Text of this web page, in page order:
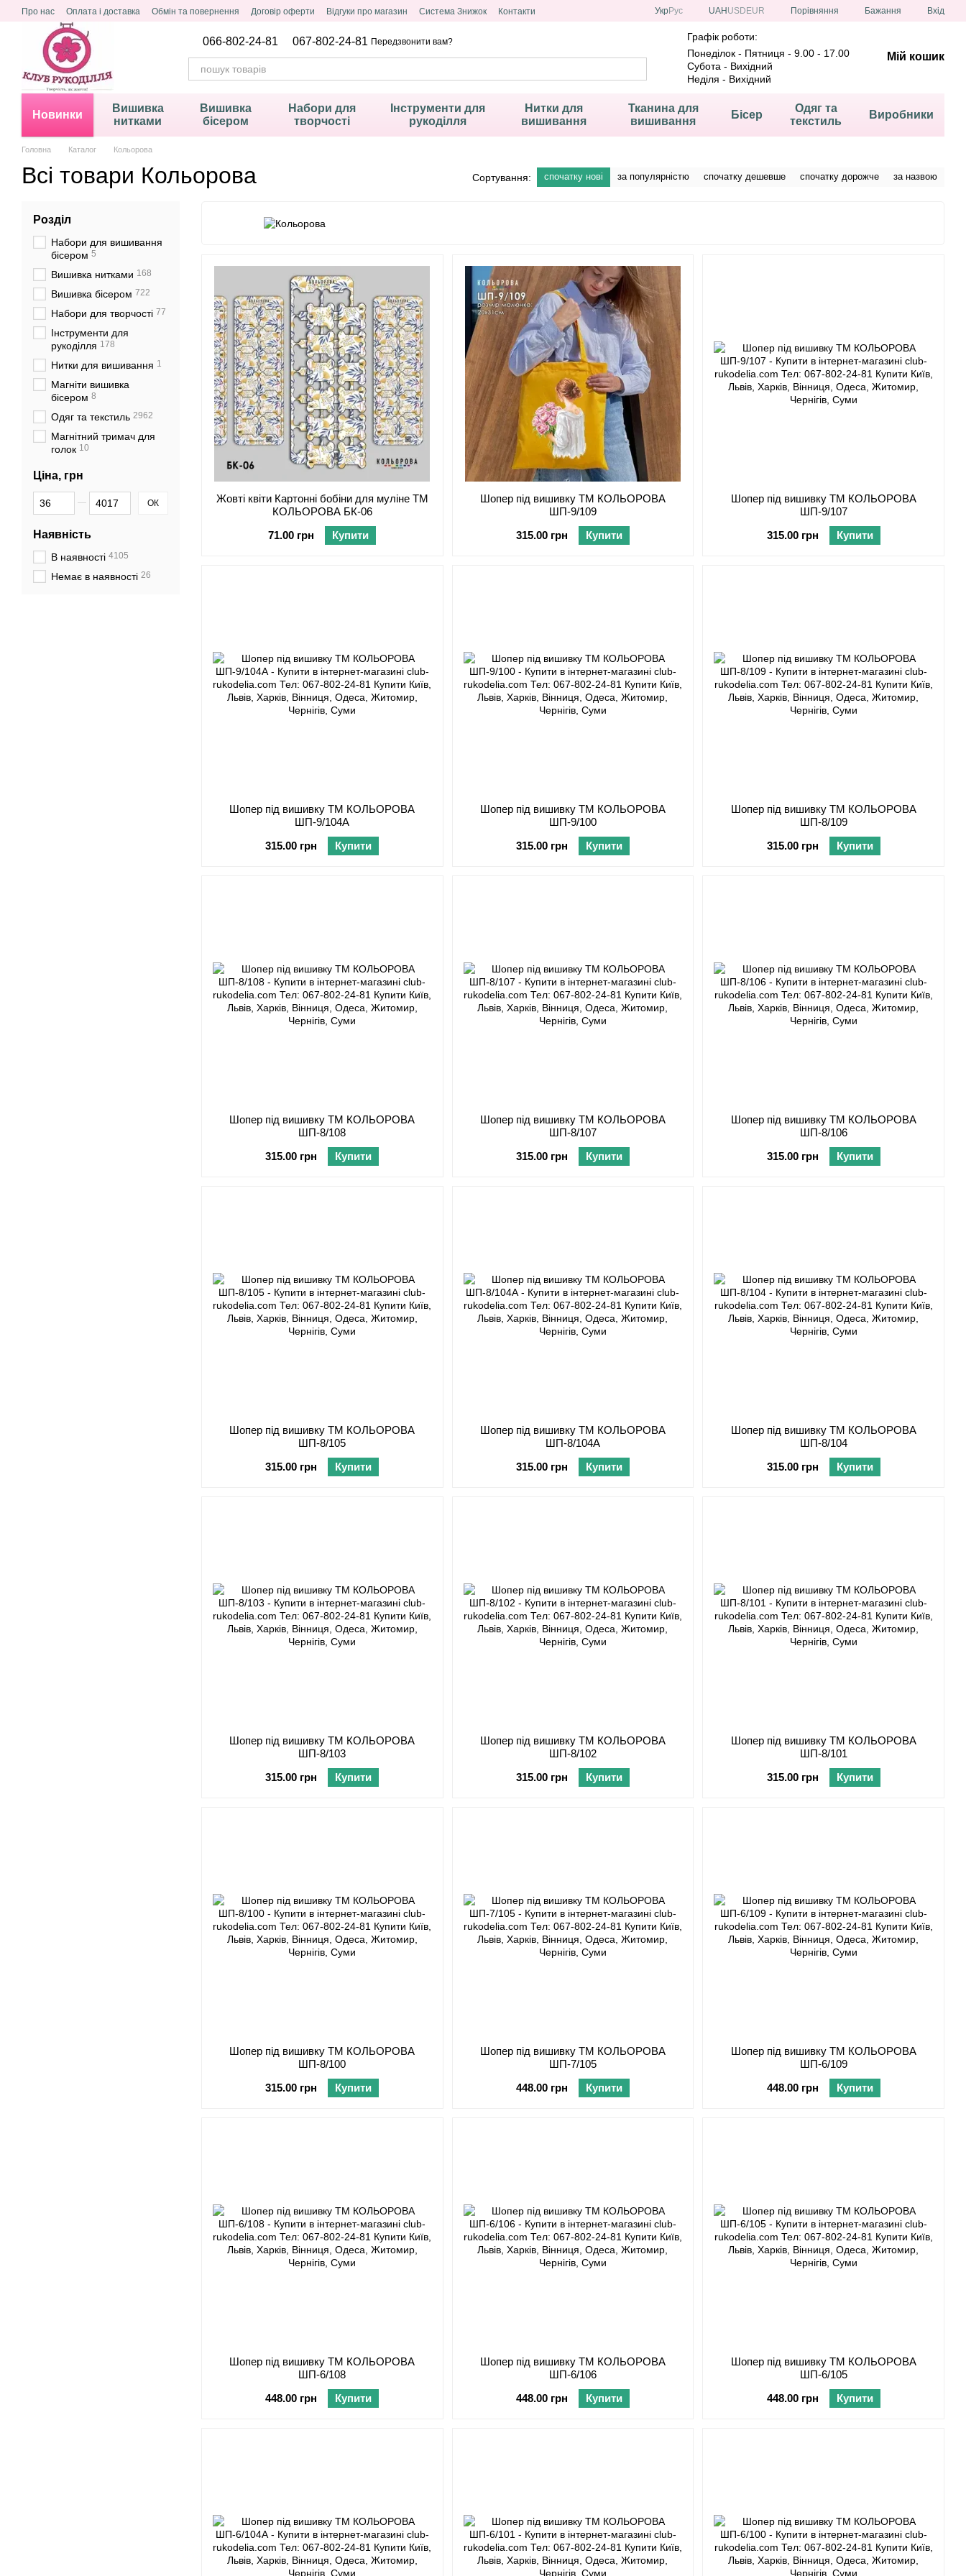
Перейти до основного контенту
Про нас Оплата і доставка Обмін та повернення Договір оферти Відгуки про магазин Система Знижок
Контакти
Політика конфіденційності
УкрРус UAH USD EUR Порівняння Бажання Вхід
066-802-24-81 067-802-24-81 Передзвонити вам?
Графік роботи:
Понеділок - Пятниця - 9.00 - 17.00
Субота - Вихідний
Неділя - Вихідний
Мій кошик
Новинки
Вишивка
нитками
Вишивка
бісером
Набори для
творчості
Інструменти для
рукоділля
Нитки для
вишивання
Тканина для
вишивання
Бісер
Одяг та
текстиль
Виробники
Головна Каталог Кольорова
Всі товари Кольорова Сортування: спочатку нові за популярністю спочатку дешевше спочатку дорожче за назвою
Жовті квіти Картонні бобіни для муліне ТМ
КОЛЬОРОВА БК-06
71.00 грн
Купити
Шопер під вишивку ТМ КОЛЬОРОВА
ШП-9/109
315.00 грн
Купити
Шопер під вишивку ТМ КОЛЬОРОВА
ШП-9/107
315.00 грн
Купити
Шопер під вишивку ТМ КОЛЬОРОВА
ШП-9/104А
315.00 грн
Купити
Шопер під вишивку ТМ КОЛЬОРОВА
ШП-9/100
315.00 грн
Купити
Шопер під вишивку ТМ КОЛЬОРОВА
ШП-8/109
315.00 грн
Купити
Шопер під вишивку ТМ КОЛЬОРОВА
ШП-8/108
315.00 грн
Купити
Шопер під вишивку ТМ КОЛЬОРОВА
ШП-8/107
315.00 грн
Купити
Шопер під вишивку ТМ КОЛЬОРОВА
ШП-8/106
315.00 грн
Купити
Шопер під вишивку ТМ КОЛЬОРОВА
ШП-8/105
315.00 грн
Купити
Шопер під вишивку ТМ КОЛЬОРОВА
ШП-8/104А
315.00 грн
Купити
Шопер під вишивку ТМ КОЛЬОРОВА
ШП-8/104
315.00 грн
Купити
Шопер під вишивку ТМ КОЛЬОРОВА
ШП-8/103
315.00 грн
Купити
Шопер під вишивку ТМ КОЛЬОРОВА
ШП-8/102
315.00 грн
Купити
Шопер під вишивку ТМ КОЛЬОРОВА
ШП-8/101
315.00 грн
Купити
Шопер під вишивку ТМ КОЛЬОРОВА
ШП-8/100
315.00 грн
Купити
Шопер під вишивку ТМ КОЛЬОРОВА
ШП-7/105
448.00 грн
Купити
Шопер під вишивку ТМ КОЛЬОРОВА
ШП-6/109
448.00 грн
Купити
Шопер під вишивку ТМ КОЛЬОРОВА
ШП-6/108
448.00 грн
Купити
Шопер під вишивку ТМ КОЛЬОРОВА
ШП-6/106
448.00 грн
Купити
Шопер під вишивку ТМ КОЛЬОРОВА
ШП-6/105
448.00 грн
Купити
Розділ
Набори для вишивання
бісером 5
Вишивка нитками 168
Вишивка бісером 722
Набори для творчості 77
Інструменти для
рукоділля 178
Нитки для вишивання 1
Магніти вишивка
бісером 8
Одяг та текстиль 2962
Магнітний тримач для
голок 10
Ціна, грн
Від Ціна, грн
До Ціна, грн ОК
Наявність
В наявності 4105
Немає в наявності 26